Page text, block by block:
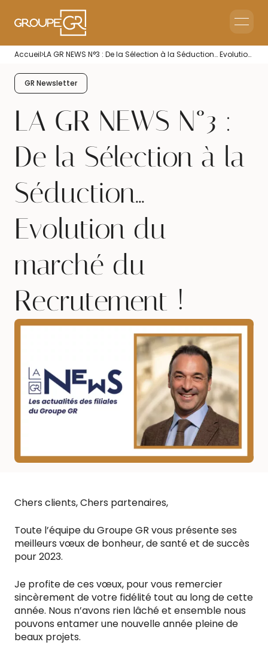
Home
Accueil LA GR NEWS N°3 : De la Sélection à la Séduction… Evolution du marché du Recrutement !
GR Newsletter
LA GR NEWS N°3 :
De la Sélection à la
Séduction...
Evolution du
marché du
Recrutement !
Chers clients, Chers partenaires,
Toute l’équipe du Groupe GR vous présente ses
meilleurs vœux de bonheur, de santé et de succès
pour 2023.
Je profite de ces vœux, pour vous remercier
sincèrement de votre fidélité tout au long de cette
année. Nous n’avons rien lâché et ensemble nous
pouvons entamer une nouvelle année pleine de
beaux projets.